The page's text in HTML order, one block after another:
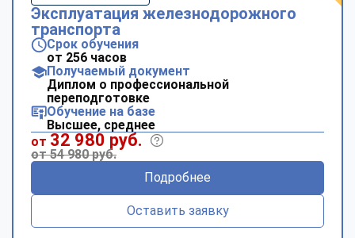
Эксплуатация железнодорожного
транспорта
Срок обучения
от 256 часов
Получаемый документ
Диплом о профессиональной
переподготовке
Обучение на базе
Высшее, среднее
от 32 980 руб.
от 54 980 руб.
Подробнее
Оставить заявку